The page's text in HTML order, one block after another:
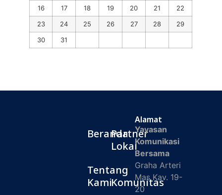
16
17 18 19 20 21
22
23
24 25 26 27 28
29
30
31
Beranda
Tentang
Kami
Partner
Lokal
Komunitas
Alamat
Yayasan
Komunikasi
Bersama
Graha Arteri
Mas Kav. 19-
20